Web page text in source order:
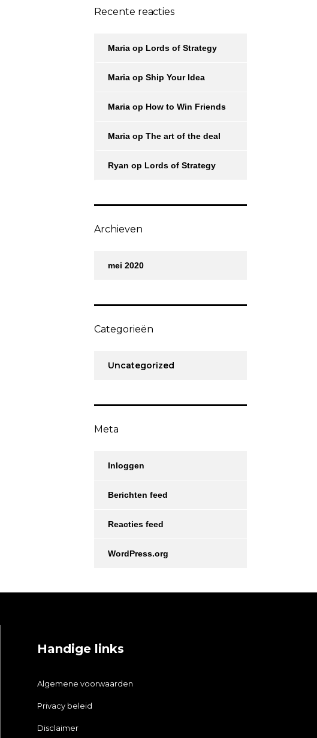
Recente reacties
Maria op Lords of Strategy
Maria op Ship Your Idea
Maria op How to Win Friends
Maria op The art of the deal
Ryan op Lords of Strategy
Archieven
mei 2020
Categorieën
Uncategorized
Meta
Inloggen
Berichten feed
Reacties feed
WordPress.org
Handige links
Algemene voorwaarden
Privacy beleid
Disclaimer